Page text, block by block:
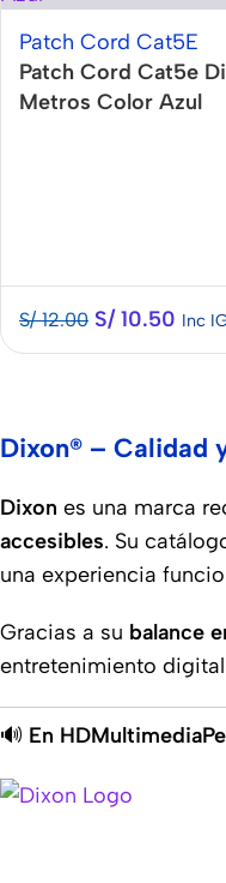
Patch Cord Cat5E
Patch Cord Cat5e
Metros Color Azul
S/12.00 S/10.50 Inc
Dixon® – Calidad
Dixon es una marca
accesibles. Su
una experiencia
Gracias a su balance
entretenimiento
🔊 En